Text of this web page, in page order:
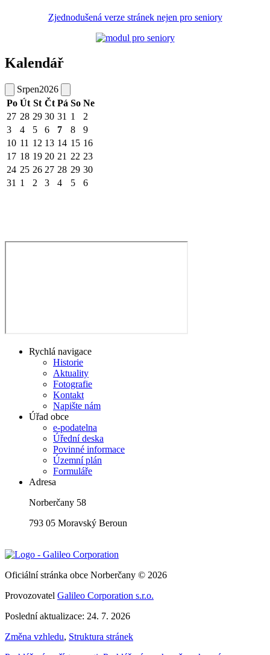
Zjednodušená verze stránek nejen pro seniory
Kalendář
Srpen2026
Po Út St Čt Pá So Ne
27 28 29 30 31 1
2
3
4 5 6 7 8
9
10 11 12 13 14 15 16
17 18 19 20 21 22 23
24 25 26 27 28 29 30
31 1 2 3 4 5 6
Rychlá navigace
Historie
Aktuality
Fotografie
Kontakt
Napište nám
Úřad obce
e-podatelna
Úřední deska
Povinné informace
Územní plán
Formuláře
Adresa
Norberčany 58
793 05 Moravský Beroun
Oficiální stránka obce Norberčany © 2026
Provozovatel Galileo Corporation s.r.o.
Poslední aktualizace: 24. 7. 2026
Změna vzhledu, Struktura stránek